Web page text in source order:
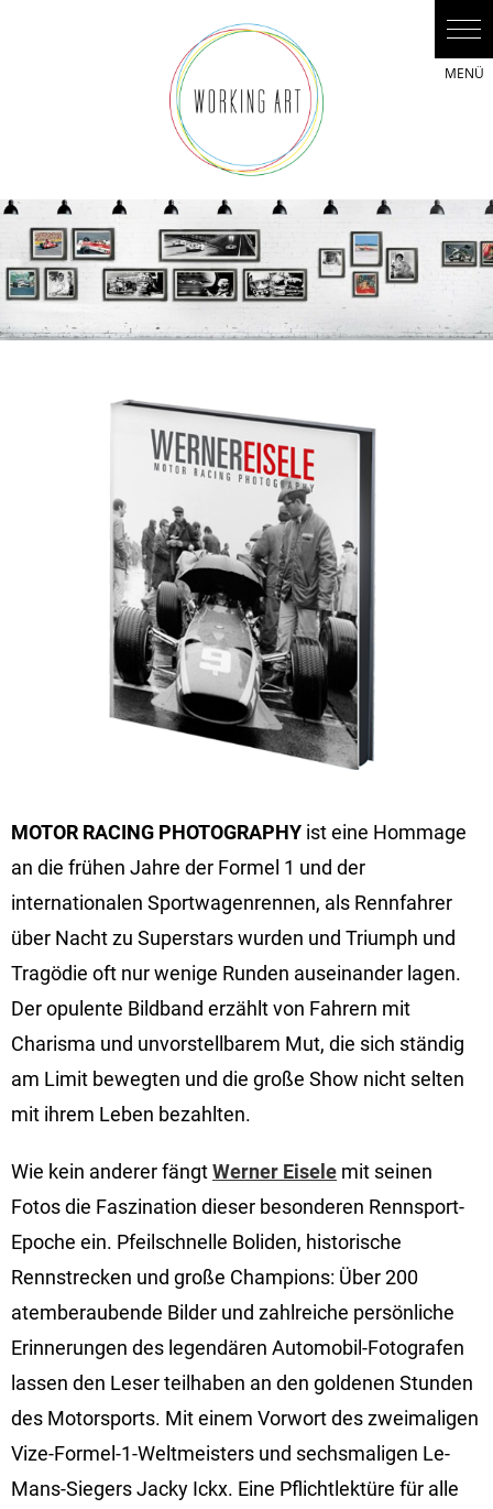
MOTOR RACING PHOTOGRAPHY ist eine Hommage
an die frühen Jahre der Formel 1 und der
internationalen Sportwagenrennen, als Rennfahrer
über Nacht zu Superstars wurden und Triumph und
Tragödie oft nur wenige Runden auseinander lagen.
Der opulente Bildband erzählt von Fahrern mit
Charisma und unvorstellbarem Mut, die sich ständig
am Limit bewegten und die große Show nicht selten
mit ihrem Leben bezahlten.
Wie kein anderer fängtWerner Eisele mit seinen
Fotos die Faszination dieser besonderen Rennsport-
Epoche ein. Pfeilschnelle Boliden, historische
Rennstrecken und große Champions: Über 200
atemberaubende Bilder und zahlreiche persönliche
Erinnerungen des legendären Automobil-Fotografen
lassen den Leser teilhaben an den goldenen Stunden
des Motorsports. Mit einem Vorwort des zweimaligen
Vize-Formel-1-Weltmeisters und sechsmaligen Le-
Mans-Siegers Jacky Ickx. Eine Pflichtlektüre für alle